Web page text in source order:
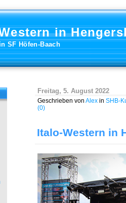
in
SF Höfen-Baach
Freitag, 5. August 2022
Geschrieben von Alex in SHB-
(0)
Italo-Western in